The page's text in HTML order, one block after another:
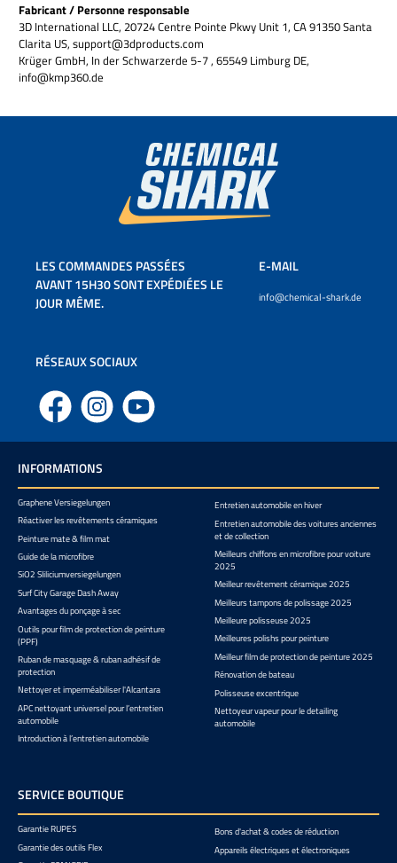
Fabricant / Personne responsable
3D International LLC, 20724 Centre Pointe Pkwy Unit 1, CA 91350 Santa
Clarita US, support@3dproducts.com
Krüger GmbH, In der Schwarzerde 5-7 , 65549 Limburg DE,
info@kmp360.de
LES COMMANDES PASSÉES
AVANT 15H30 SONT EXPÉDIÉES LE
JOUR MÊME.
E-MAIL
info@chemical-shark.de
RÉSEAUX SOCIAUX
Facebook Instagram YouTube
INFORMATIONS
Graphene Versiegelungen
Réactiver les revêtements céramiques
Peinture mate & film mat
Guide de la microfibre
SiO2 Sliliciumversiegelungen
Surf City Garage Dash Away
Avantages du ponçage à sec
Outils pour film de protection de peinture
(PPF)
Ruban de masquage & ruban adhésif de
protection
Nettoyer et imperméabiliser l'Alcantara
APC nettoyant universel pour l’entretien
automobile
Introduction à l’entretien automobile
Entretien automobile en hiver
Entretien automobile des voitures anciennes
et de collection
Meilleurs chiffons en microfibre pour voiture
2025
Meilleur revêtement céramique 2025
Meilleurs tampons de polissage 2025
Meilleure polisseuse 2025
Meilleures polishs pour peinture
Meilleur film de protection de peinture 2025
Rénovation de bateau
Polisseuse excentrique
Nettoyeur vapeur pour le detailing
automobile
SERVICE BOUTIQUE
Garantie RUPES
Garantie des outils Flex
Bons d'achat & codes de réduction
Appareils électriques et électroniques